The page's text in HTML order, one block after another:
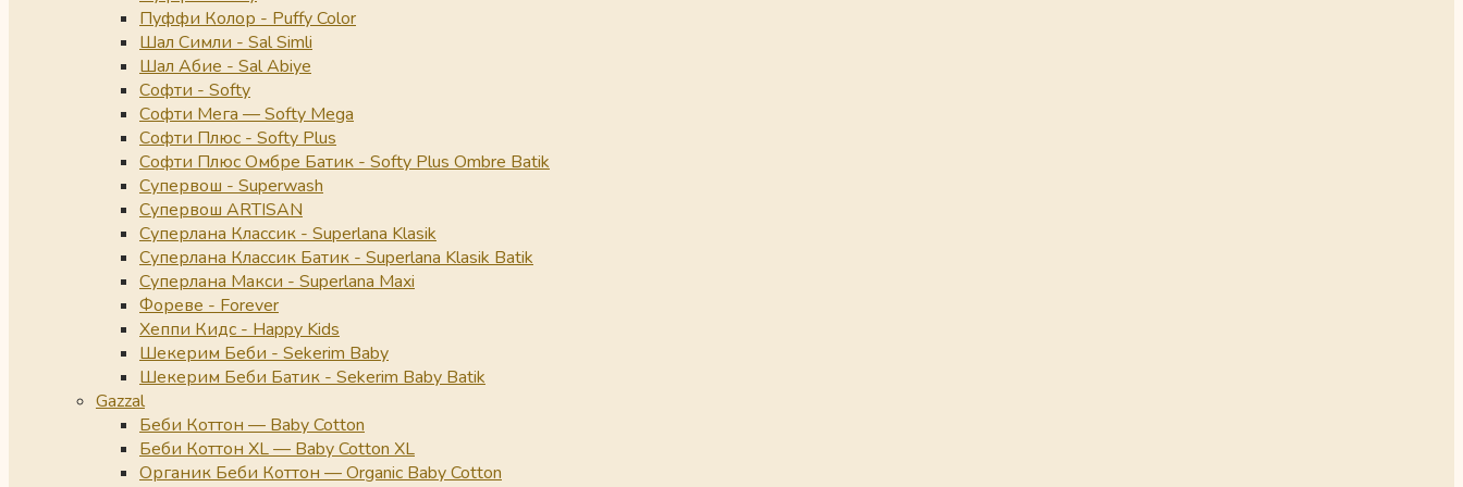
Пуффи Колор - Puffy Color
Шал Симли - Sal Simli
Шал Абие - Sal Abiye
Софти - Softy
Софти Мега — Softy Mega
Софти Плюс - Softy Plus
Софти Плюс Омбре Батик - Softy Plus Ombre Batik
Супервош - Superwash
Супервош ARTISAN
Суперлана Классик - Superlana Klasik
Суперлана Классик Батик - Superlana Klasik Batik
Суперлана Макси - Superlana Maxi
Фореве - Forever
Хеппи Кидс - Happy Kids
Шекерим Беби - Sekerim Baby
Шекерим Беби Батик - Sekerim Baby Batik
Gazzal
Беби Коттон — Baby Cotton
Беби Коттон XL — Baby Cotton XL
Органик Беби Коттон — Organic Baby Cotton